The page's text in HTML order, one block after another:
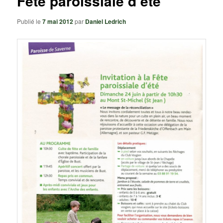
Publié le7 mai 2012par Daniel Ledrich